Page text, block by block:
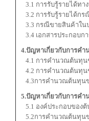
3.1 การรับรู้รายได้ทา
3.2 การรับรู้รายได้กร
3.3 กรณีขายสินค้าในป
3.4 เอกสารประกอบก
4.ปัญหาเกี่ยวกับการค
4.1 การคำนวณต้นทุน
4.2 การคำนวณต้นทุน
4.3การคำนวณต้นทุน
5.ปัญหาเกี่ยวกับการค
5.1 องค์ประกอบของ
5.2การคำนวณต้นทุนข